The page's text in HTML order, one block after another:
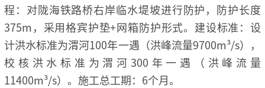
程：对陇海铁路桥右岸临水堤坡进行防护，防护长度
375m，采用格宾护垫+网箱防护形式。建设标准：设
计洪水标准为渭河100年一遇（洪峰流量9700m³/s），
校核洪水标准为渭河300年一遇（洪峰流量
11400m³/s）。施工总工期：6个月。